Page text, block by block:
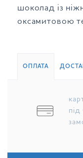
шоколад із
оксамитовою
ОПЛАТА